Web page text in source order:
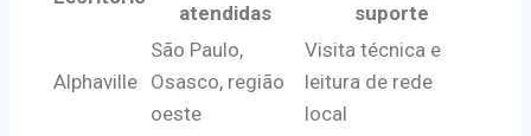
atendidas
suporte
Alphaville
São Paulo,
Osasco, região
oeste
Visita técnica e
leitura de rede
local